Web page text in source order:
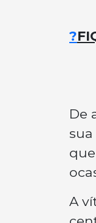
?
De
A